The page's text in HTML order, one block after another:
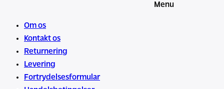
Menu
Om os
Kontakt os
Returnering
Levering
Fortrydelsesformular